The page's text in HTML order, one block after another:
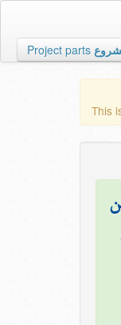
Project parts
This